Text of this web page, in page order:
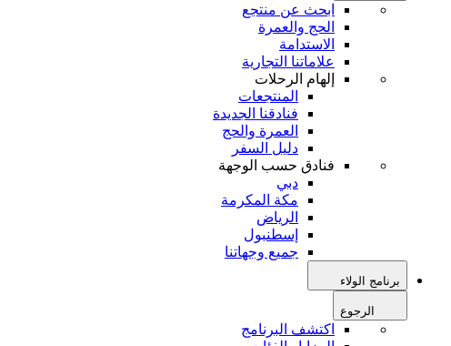
ابحث عن منتجع
الحج والعمرة
الاستدامة
علاماتنا التجارية
إلهام الرحلات
المنتجعات
فنادقنا الجديدة
العمرة والحج
دليل السفر
فنادق حسب الوجهة
دبي
مكة المكرمة
الرياض
إسطنبول
جميع وجهاتنا
برنامج الولاء
الرجوع
اكتشف البرنامج